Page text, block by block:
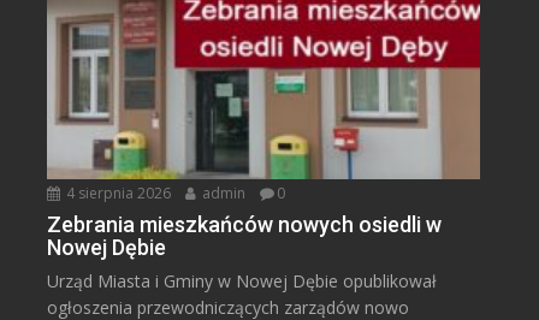
4 sierpnia 2026 admin 0
Zebrania mieszkańców nowych osiedli w
Nowej Dębie
Urząd Miasta i Gminy w Nowej Dębie opublikował
ogłoszenia przewodniczących zarządów nowo